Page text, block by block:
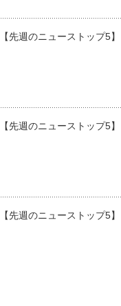
【先週のニューストップ5】
【先週のニューストップ5】
【先週のニューストップ5】